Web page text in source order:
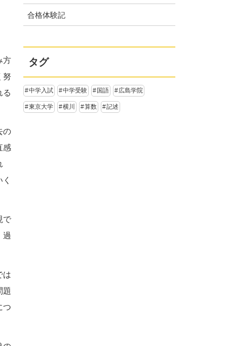
方
努
る
の
感
で
過
は
題
つ
合格体験記
タグ
中学入試 中学受験 国語 広島学院
東京大学 横川 算数 記述